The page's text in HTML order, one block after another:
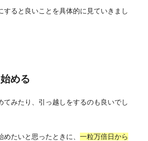
すると良いことを具体的に見ていきまし
める
てみたり、引っ越しをするのも良いでし
たいと思ったときに、 一粒万倍日から